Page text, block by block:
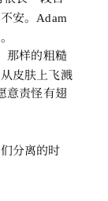
安。
Adam
那样的粗糙
皮肤上飞溅
意责怪有翅
分离的时